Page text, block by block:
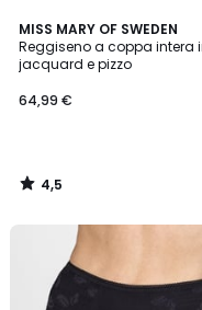
MISS MARY OF SWEDEN
Reggiseno a coppa intera
jacquard e pizzo
64,99 €
4,5
/ 5
4,5
/